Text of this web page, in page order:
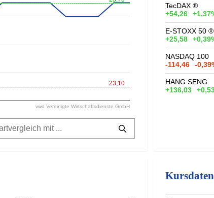
23,10
vwd Vereinigte Wirtschaftsdienste GmbH
TecDAX ®
+54,26
E-STOXX 50 ®
+25,58
NASDAQ 100
-114,46
-
HANG SENG
+136,03
Kursdaten